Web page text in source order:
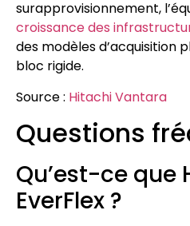
surapprovisionnement,
croissance des
des modèles d’acquisition
bloc rigide.
Source : Hitachi Vantara
Questions
Qu’est-ce que
EverFlex ?